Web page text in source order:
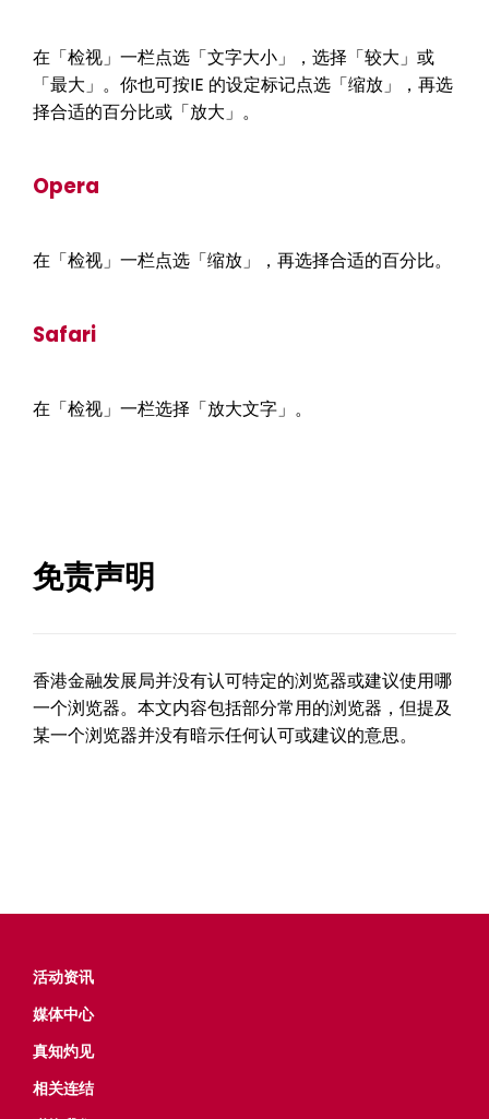
在「检视」一栏点选「文字大小」，选择「较大」或
「最大」。你也可按IE 的设定标记点选「缩放」，再选
择合适的百分比或「放大」。
Opera
在「检视」一栏点选「缩放」，再选择合适的百分比。
Safari
在「检视」一栏选择「放大文字」。
免责声明
香港金融发展局并没有认可特定的浏览器或建议使用哪
一个浏览器。本文内容包括部分常用的浏览器，但提及
某一个浏览器并没有暗示任何认可或建议的意思。
活动资讯
媒体中心
真知灼见
相关连结